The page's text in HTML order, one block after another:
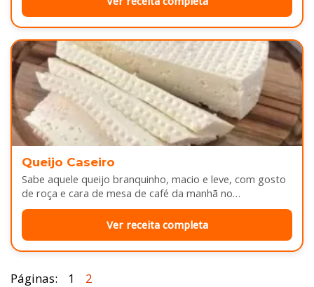
Queijo Caseiro
Sabe aquele queijo branquinho, macio e leve, com gosto
de roça e cara de mesa de café da manhã no…
Ver receita completa
Páginas: 1 2